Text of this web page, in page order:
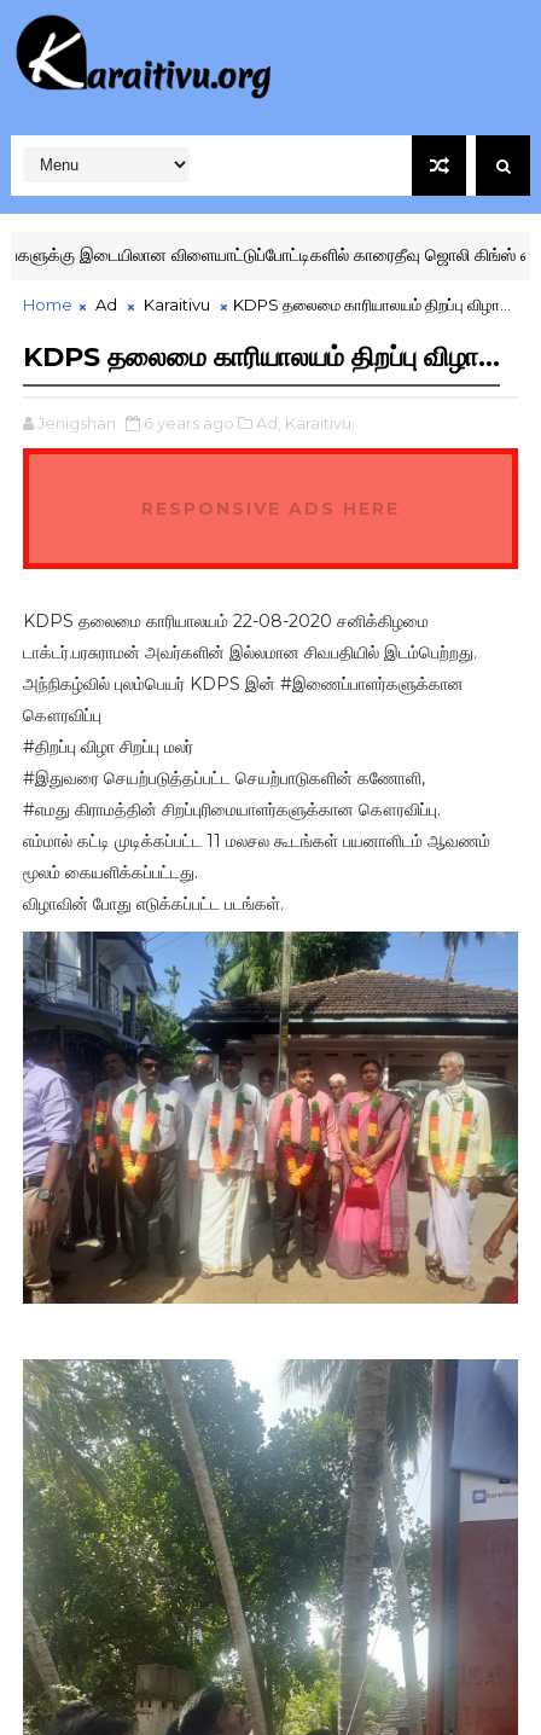
விளையாட்டுப்போட்டிகளில் காரைதீவு ஜொலி கிங்ஸ்
Home Ad Karaitivu KDPS தலைமை காரியாலயம் திறப்பு விழா...
KDPS தலைமை காரியாலயம் திறப்பு விழா...
Jenigshan 6 years ago Ad, Karaitivu,
RESPONSIVE ADS HERE
KDPS தலைமை காரியாலயம் 22-08-2020 சனிக்கிழமை
டாக்டர்.பரசுராமன் அவர்களின் இல்லமான சிவபதியில் இடம்பெற்றது.
அந்நிகழ்வில் புலம்பெயர் KDPS இன் #இணைப்பாளர்களுக்கான
கௌரவிப்பு
#திறப்பு விழா சிறப்பு மலர்
#இதுவரை செயற்படுத்தப்பட்ட செயற்பாடுகளின் கணோளி,
#எமது கிராமத்தின் சிறப்புரிமையாளர்களுக்கான கௌரவிப்பு.
எம்மால் கட்டி முடிக்கப்பட்ட 11 மலசல கூடங்கள் பயனாளிடம் ஆவணம்
மூலம் கையளிக்கப்பட்டது.
விழாவின் போது எடுக்கப்பட்ட படங்கள்.